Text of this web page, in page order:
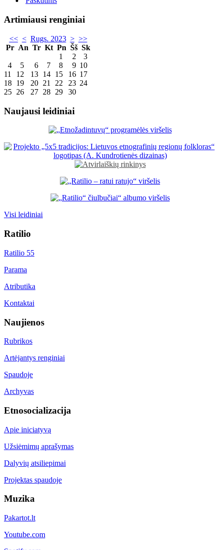
Artimiausi renginiai
<< < Rugs. 2023 > >>
Pr An Tr Kt Pn Šš Sk
1
2
3
4
5 6 7 8 9 10
11
12 13 14 15 16 17
18 19 20 21 22 23 24
25 26 27 28 29 30
Naujausi leidiniai
Visi leidiniai
Ratilio
Ratilio 55
Parama
Atributika
Kontaktai
Naujienos
Rubrikos
Artėjantys renginiai
Spaudoje
Archyvas
Etnosocializacija
Apie iniciatyvą
Užsiėmimų aprašymas
Dalyvių atsiliepimai
Projektas spaudoje
Muzika
Pakartot.lt
Youtube.com